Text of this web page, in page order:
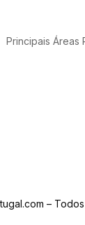
Principais Áreas
–